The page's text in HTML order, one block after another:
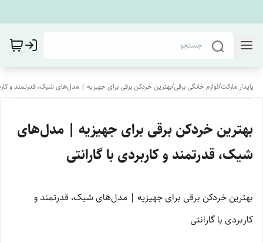
پایدار مارکت/لوازم خانگی برقی/بهترین خردکن برقی برای جهیزیه | مدل‌های شیک، قدرتمند و
بهترین خردکن برقی برای جهیزیه | مدل‌های
شیک، قدرتمند و کاربردی با گارانتی
بهترین خردکن برقی برای جهیزیه | مدل‌های شیک، قدرتمند و
کاربردی با گارانتی